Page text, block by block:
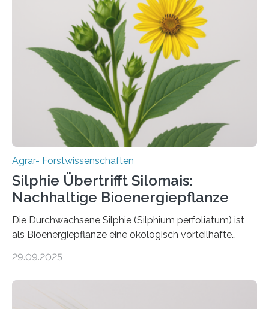
und dem Gartenbau erhebliche Schäden zufügen. Es ist
daher entscheidend, Schadinsekten effektiv zu
bekämpfen, während gleichzeitig nützliche Insekten
erhalten bleiben. An der Justus-Liebig-Universität
Gießen (JLU) erforscht die Arbeitsgruppe von Prof. Dr.
Marc F. Schetelig am Institut für
Insektenbiotechnologie neue biologische und
biotechnologische Verfahren zur…
Agrar- Forstwissenschaften
Silphie Übertrifft Silomais:
Nachhaltige Bioenergiepflanze
Die Durchwachsene Silphie (Silphium perfoliatum) ist
als Bioenergiepflanze eine ökologisch vorteilhafte
mehrjährigen Vergleichsstudie von Forschenden der
nach nachhaltigen Alternativen zur Energiegewinnung
29.09.2025